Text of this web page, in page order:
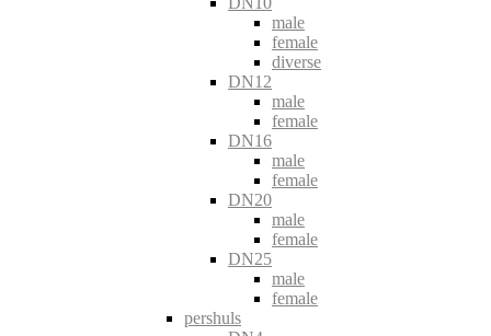
male
female
diverse
DN12
male
female
DN16
male
female
DN20
male
female
DN25
male
female
pershuls